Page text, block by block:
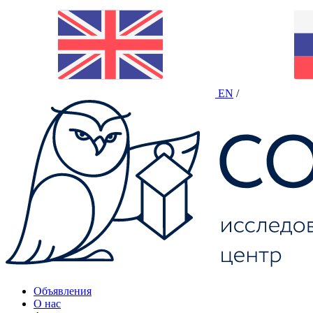
EN /
Объявления
О нас